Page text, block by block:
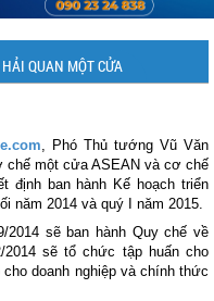
QUAN MỘT CỬA
, Phó Thủ tướng Vũ Văn
chế một cửa ASEAN và cơ chế
định ban hành Kế hoạch triển
năm 2014 và quý I năm 2015.
2014 sẽ ban hành Quy chế về
sẽ tổ chức tập huấn cho
doanh nghiệp và chính thức